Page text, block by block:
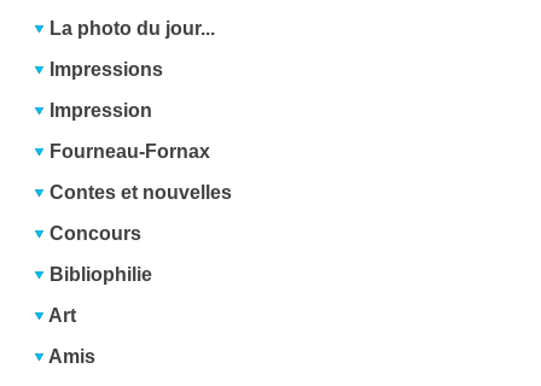
La photo du jour...
Impressions
Impression
Fourneau-Fornax
Contes et nouvelles
Concours
Bibliophilie
Art
Amis